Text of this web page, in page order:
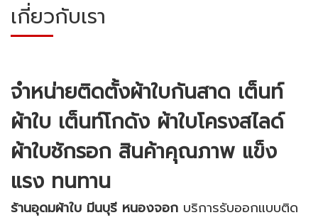
เกี่ยวกับเรา
จำหน่ายติดตั้งผ้าใบกันสาด เต็นท์
ผ้าใบ เต็นท์โกดัง ผ้าใบโครงสไลด์
ผ้าใบชักรอก สินค้าคุณภาพ แข็ง
แรง ทนทาน
ร้านอุดมผ้าใบ มีนบุรี หนองจอก บริการรับออกแบบติด